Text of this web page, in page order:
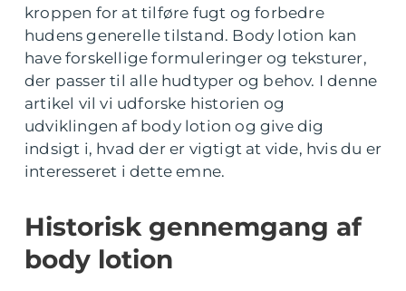
kroppen for at tilføre fugt og forbedre
hudens generelle tilstand. Body lotion kan
have forskellige formuleringer og teksturer,
der passer til alle hudtyper og behov. I denne
artikel vil vi udforske historien og
udviklingen af body lotion og give dig
indsigt i, hvad der er vigtigt at vide, hvis du er
interesseret i dette emne.
Historisk gennemgang af
body lotion